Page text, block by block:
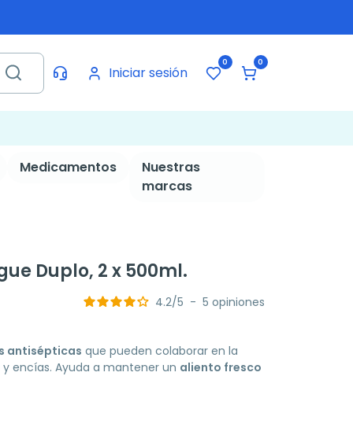
Iniciar sesión
0 0
Medicamentos
Nuestras
marcas
Duplo, 2 x 500ml.
4.2/5 - 5 opiniones
antisépticas que pueden colaborar en la
encías. Ayuda a mantener un aliento fresco